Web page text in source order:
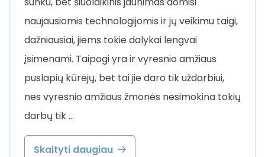
naujausiomis technologijomis ir jų veikimu taigi,
dažniausiai, jiems tokie dalykai lengvai
įsimenami. Taipogi yra ir vyresnio amžiaus
puslapių kūrėjų, bet tai jie daro tik uždarbiui,
nes vyresnio amžiaus žmonės nesimokina tokių
darbų tik …
Skaityti daugiau